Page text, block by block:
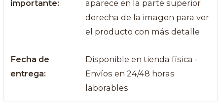
importante:
aparece en la parte superior
derecha de la imagen para ver
el producto con más detalle
Fecha de
entrega:
Disponible en tienda física -
Envíos en 24/48 horas
laborables